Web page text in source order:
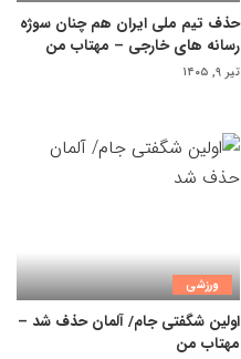
حذف تیم ملی ایران هم چنان سوژه
رسانه های خارجی – مهتاب من
تیر ۹, ۱۴۰۵
ورزشی
اولین شگفتی جام/ آلمان حذف شد –
مهتاب من